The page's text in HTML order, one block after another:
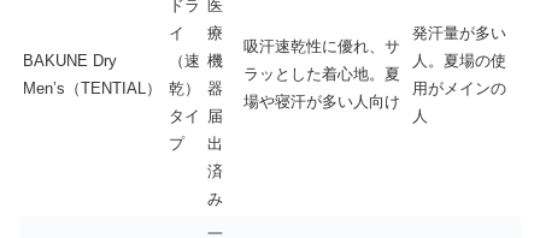
BAKUNE Dry
Men’s（TENTIAL）
ドラ
イ
（速
乾）
タイ
プ
医
療
機
器
届
出
済
み
吸汗速乾性に優れ、サ
ラッとした着心地。夏
場や寝汗が多い人向け
発汗量が多い
人。夏場の使
用がメインの
人
一